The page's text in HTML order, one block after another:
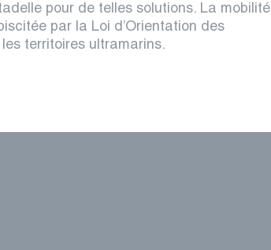
pour de telles solutions. La mobilité
par la Loi d’Orientation des
territoires ultramarins.